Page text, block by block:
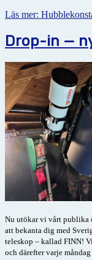
Läs mer:
Drop-in —
Nu utökar vi vårt publika
att bekanta dig med
teleskop – kallad FINN!
och därefter varje